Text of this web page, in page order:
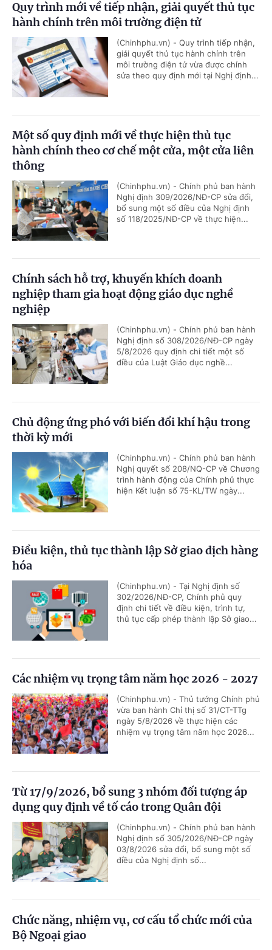
Quy trình mới về tiếp nhận, giải quyết thủ tục
hành chính trên môi trường điện tử
(Chinhphu.vn) - Quy trình tiếp nhận,
giải quyết thủ tục hành chính trên
môi trường điện tử vừa được chỉnh
sửa theo quy định mới tại Nghị định...
Một số quy định mới về thực hiện thủ tục
hành chính theo cơ chế một cửa, một cửa liên
thông
(Chinhphu.vn) - Chính phủ ban hành
Nghị định 309/2026/NĐ-CP sửa đổi,
bổ sung một số điều của Nghị định
số 118/2025/NĐ-CP về thực hiện...
Chính sách hỗ trợ, khuyến khích doanh
nghiệp tham gia hoạt động giáo dục nghề
nghiệp
(Chinhphu.vn) - Chính phủ ban hành
Nghị định số 308/2026/NĐ-CP ngày
5/8/2026 quy định chi tiết một số
điều của Luật Giáo dục nghề...
Chủ động ứng phó với biến đổi khí hậu trong
thời kỳ mới
(Chinhphu.vn) - Chính phủ ban hành
Nghị quyết số 208/NQ-CP về Chương
trình hành động của Chính phủ thực
hiện Kết luận số 75-KL/TW ngày...
Điều kiện, thủ tục thành lập Sở giao dịch hàng
hóa
(Chinhphu.vn) - Tại Nghị định số
302/2026/NĐ-CP, Chính phủ quy
định chi tiết về điều kiện, trình tự,
thủ tục cấp phép thành lập Sở giao...
Các nhiệm vụ trọng tâm năm học 2026 - 2027
(Chinhphu.vn) - Thủ tướng Chính phủ
vừa ban hành Chỉ thị số 31/CT-TTg
ngày 5/8/2026 về thực hiện các
nhiệm vụ trọng tâm năm học 2026...
Từ 17/9/2026, bổ sung 3 nhóm đối tượng áp
dụng quy định về tố cáo trong Quân đội
(Chinhphu.vn) - Chính phủ ban hành
Nghị định số 305/2026/NĐ-CP ngày
03/8/2026 sửa đổi, bổ sung một số
điều của Nghị định số...
Chức năng, nhiệm vụ, cơ cấu tổ chức mới của
Bộ Ngoại giao